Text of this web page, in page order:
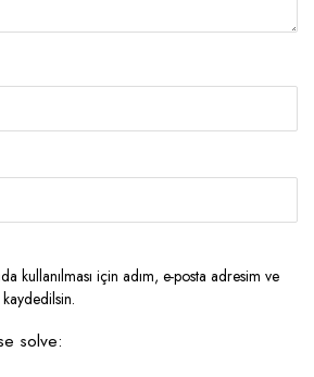
kullanılması için adım, e-posta adresim ve
solve: